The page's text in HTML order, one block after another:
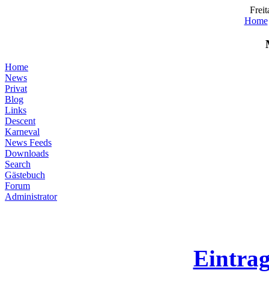
Home
Home
News
Privat
Blog
Links
Descent
Karneval
News Feeds
Downloads
Search
Gästebuch
Forum
Administrator